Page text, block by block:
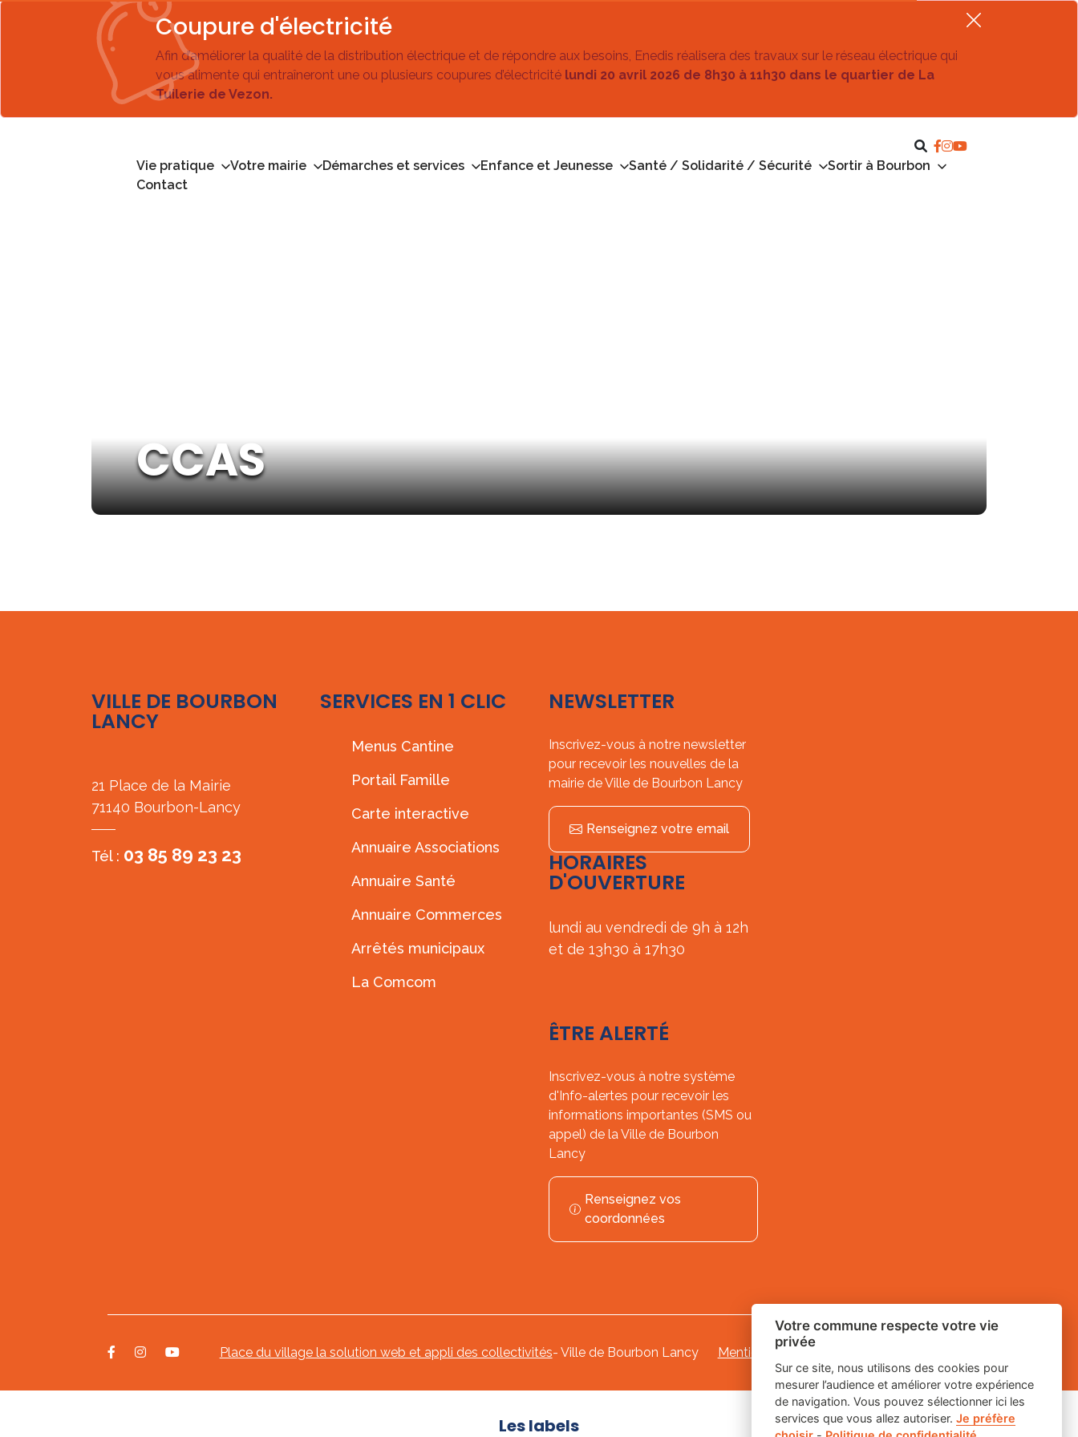
Coupure d'électricité
Afin d’améliorer la qualité de la distribution électrique et de répondre aux besoins, Enedis réalisera des travaux sur le réseau électrique qui
vous alimente qui entraîneront une ou plusieurs coupures d’électricité lundi 20 avril 2026 de 8h30 à 11h30 dans le quartier de La
Tuilerie de Vezon.
Vie pratique Votre mairie Démarches et services Enfance et Jeunesse Santé / Solidarité / Sécurité
Sortir à Bourbon
Contact
CCAS
VILLE DE BOURBON
LANCY
21 Place de la Mairie
71140 Bourbon-Lancy
Tél : 03 85 89 23 23
SERVICES EN 1 CLIC
Menus Cantine
Portail Famille
Carte interactive
Annuaire Associations
Annuaire Santé
Annuaire Commerces
Arrêtés municipaux
La Comcom
NEWSLETTER
Inscrivez-vous à notre newsletter
pour recevoir les nouvelles de la
mairie de Ville de Bourbon Lancy
Renseignez votre email
HORAIRES
D'OUVERTURE
lundi au vendredi de 9h à 12h
et de 13h30 à 17h30
ÊTRE ALERTÉ
Inscrivez-vous à notre système
d'Info-alertes pour recevoir les
informations importantes (SMS ou
appel) de la Ville de Bourbon
Lancy
Renseignez vos
coordonnées
Place du village la solution web et appli des collectivités- Ville de Bourbon Lancy Mentions légales
Les labels
Votre commune respecte votre vie
privée
Sur ce site, nous utilisons des cookies pour
mesurer l’audience et améliorer votre expérience
de navigation. Vous pouvez sélectionner ici les
services que vous allez autoriser. Je préfère